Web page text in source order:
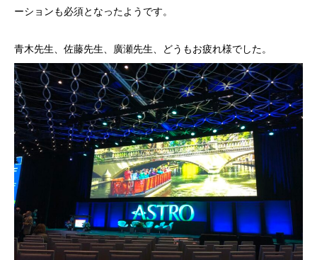
ーションも必須となったようです。
青木先生、佐藤先生、廣瀬先生、どうもお疲れ様でした。